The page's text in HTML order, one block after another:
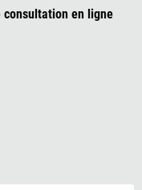
consultation en ligne